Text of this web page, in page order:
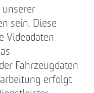
sein. Diese
Videodaten
Fahrzeugdaten
erfolgt